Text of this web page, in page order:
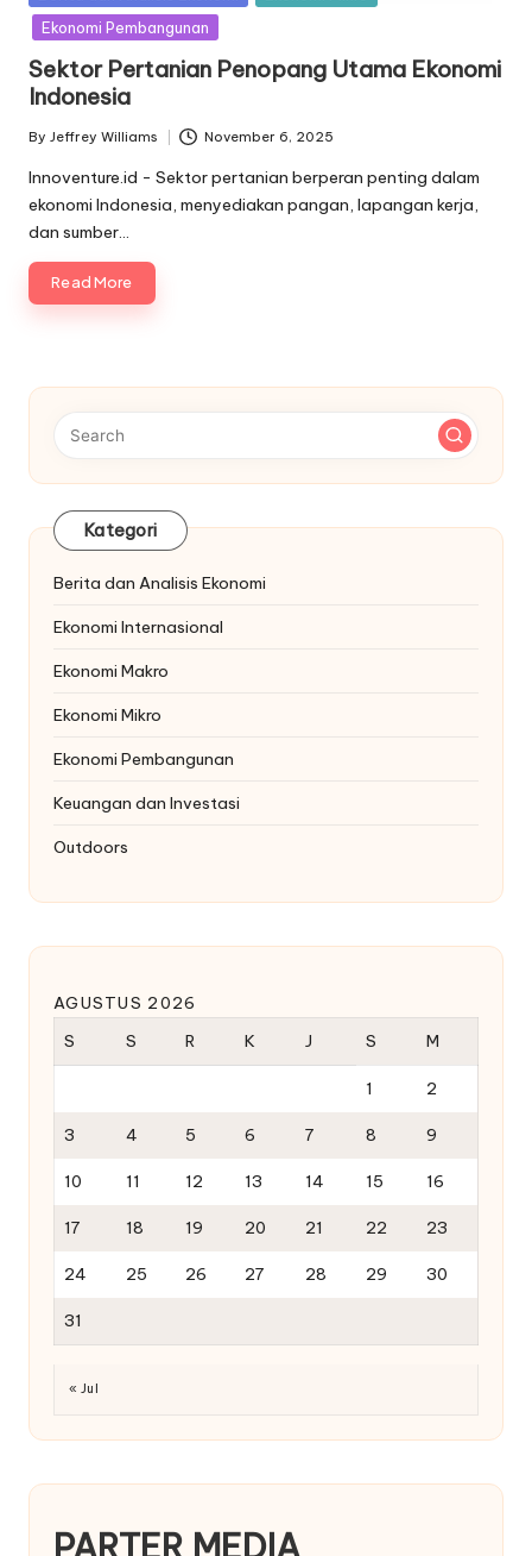
inEkonomi Pembangunan
Sektor Pertanian Penopang Utama Ekonomi
Indonesia
Posted
by
By Jeffrey Williams November 6, 2025
Innoventure.id - Sektor pertanian berperan penting dalam
ekonomi Indonesia, menyediakan pangan, lapangan kerja,
dan sumber…
Read More
Kategori
Berita dan Analisis Ekonomi
Ekonomi Internasional
Ekonomi Makro
Ekonomi Mikro
Ekonomi Pembangunan
Keuangan dan Investasi
Outdoors
AGUSTUS 2026
S
S R K J S M
1 2
3 4 5 6 7 8 9
10 11 12 13 14 15 16
17 18 19 20 21 22 23
24 25 26 27 28 29 30
31
« Jul
PARTER MEDIA